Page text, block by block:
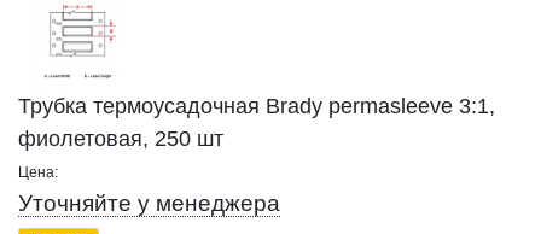
Трубка термоусадочная Brady permasleeve 3:1,
фиолетовая, 250 шт
Цена:
Уточняйте у менеджера